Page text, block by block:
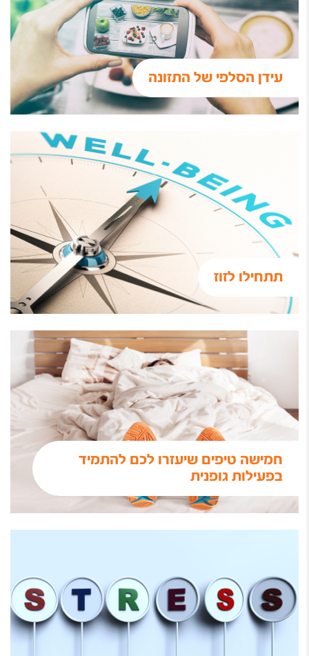
עידן הסלפי של התזונה
תתחילו לזוז
חמישה טיפים שיעזרו לכם להתמיד
בפעילות גופנית